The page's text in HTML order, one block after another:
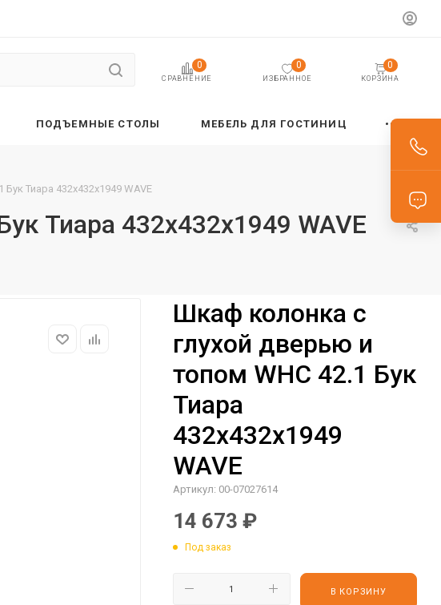
СРАВНЕНИЕ
0
ИЗБРАННОЕ
0
КОРЗИНА
0
ПОДЪЕМНЫЕ СТОЛЫ МЕБЕЛЬ ДЛЯ ГОСТИНИЦ
Тиара 432х432х1949 WAVE
Тиара 432х432х1949 WAVE
Шкаф колонка с
глухой дверью и
топом WHC 42.1 Бук
Тиара
432х432х1949
WAVE
Артикул: 00-07027614
14 673 ₽
Под заказ
В КОРЗИНУ